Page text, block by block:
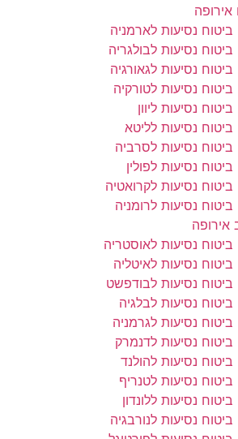
ביטוח נסיעות לארמניה
ביטוח נסיעות לבולגריה
ביטוח נסיעות לגאורגיה
ביטוח נסיעות לטורקיה
ביטוח נסיעות ליוון
ביטוח נסיעות לליטא
ביטוח נסיעות לסרביה
ביטוח נסיעות לפולין
ביטוח נסיעות לקרואטיה
ביטוח נסיעות לרומניה
אירופה
ביטוח נסיעות לאוסטריה
ביטוח נסיעות לאיטליה
ביטוח נסיעות לבודפשט
ביטוח נסיעות לבלגיה
ביטוח נסיעות לגרמניה
ביטוח נסיעות לדנמרק
ביטוח נסיעות להולנד
ביטוח נסיעות לטנריף
ביטוח נסיעות ללונדון
ביטוח נסיעות לנורבגיה